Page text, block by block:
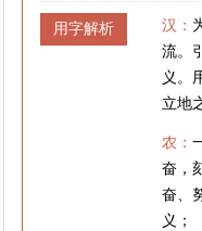
用字解析 汉：
流。
义。
立地
农：
奋，
奋、
义；